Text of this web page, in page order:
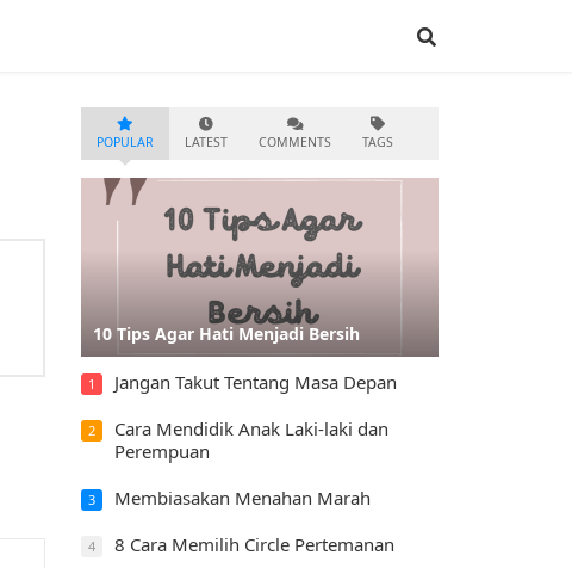
POPULAR LATEST COMMENTS TAGS
10 Tips Agar Hati Menjadi Bersih
1 Jangan Takut Tentang Masa Depan
2
Cara Mendidik Anak Laki-laki dan
Perempuan
3 Membiasakan Menahan Marah
4 8 Cara Memilih Circle Pertemanan